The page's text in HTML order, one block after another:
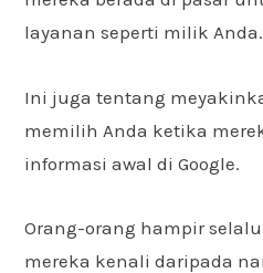
layanan seperti milik Anda.
Ini juga tentang
memilih Anda ketika
informasi awal di Google.
Orang-orang hampir
mereka kenali daripada